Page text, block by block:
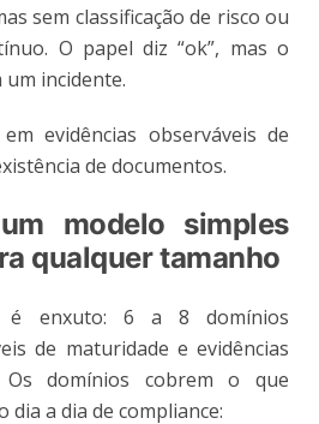
sem classificação de risco ou
O papel diz “ok”, mas o
incidente.
evidências observáveis de
de documentos.
modelo simples
qualquer tamanho
é enxuto: 6 a 8 domínios
de maturidade e evidências
domínios cobrem o que
a dia de compliance: